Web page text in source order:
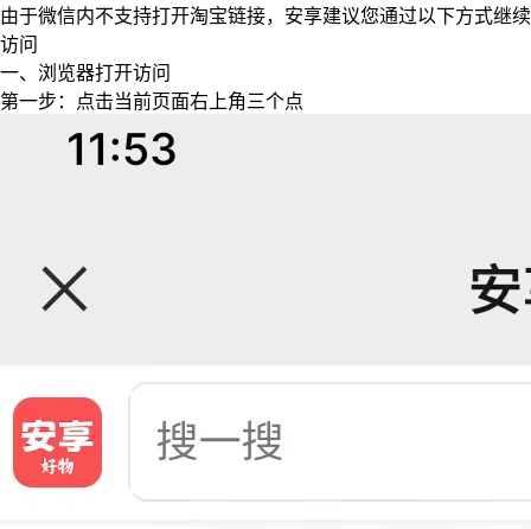
由于微信内不支持打开淘宝链接，安享建议您通过以下方式继续
访问
一、浏览器打开访问
第一步：点击当前页面右上角三个点